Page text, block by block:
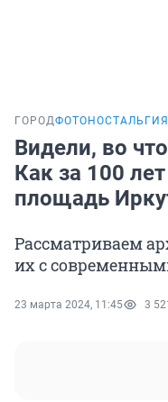
ГОРОДФОТОНОСТАЛЬГИЯ
Видели, во
Как за 100
площадь
Рассматриваем
их с
23 марта 2024, 11:45 3 521